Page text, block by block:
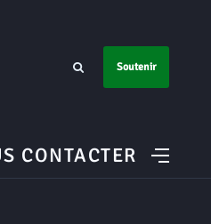
Soutenir
CONTACTER